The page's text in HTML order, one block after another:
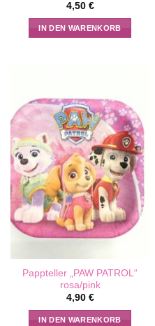
4,50 €
IN DEN WARENKORB
Pappteller „PAW PATROL“
rosa/pink
4,90 €
IN DEN WARENKORB